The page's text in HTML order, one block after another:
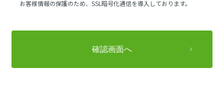
お客様情報の保護のため、SSL暗号化通信を導入しております。